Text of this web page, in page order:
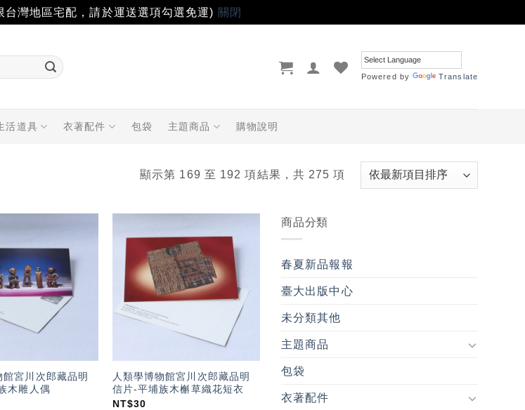
灣地區宅配，請於運送選項勾選免運) 關閉
Powered by Translate
活道具 衣著配件 包袋 主題商品 購物說明
顯示第 169 至 192 項結果，共 275 項
「願
望輕
單」
館宮川次郎藏品明
木雕人偶
加入
「願
望輕
單」
人類學博物館宮川次郎藏品明
信片-平埔族木槲草織花短衣
NT$30
商品分類
春夏新品報報
臺大出版中心
未分類其他
主題商品
包袋
衣著配件